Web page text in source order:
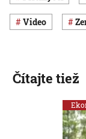
Video
Čítajte tiež